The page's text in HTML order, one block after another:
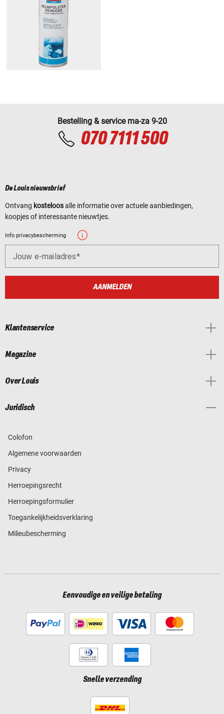
Bestelling & service ma-za 9-20
070 7111 500
De Louis nieuwsbrief
Ontvang kosteloosalle informatie over actuele aanbiedingen,
koopjes of interessante nieuwtjes.
Info privacybescherming
Jouw e-mailadres
AANMELDEN
Klantenservice
Magazine
Over Louis
Juridisch
Colofon
Algemene voorwaarden
Privacy
Herroepingsrecht
Herroepingsformulier
Toegankelijkheidsverklaring
Milieubescherming
Eenvoudige en veilige betaling
Snelle verzending